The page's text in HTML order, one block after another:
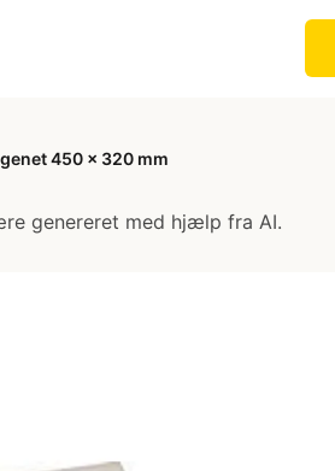
450 x 320 mm
genereret med hjælp fra AI.